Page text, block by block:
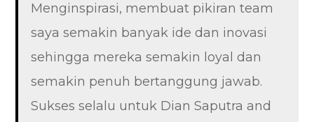
Menginspirasi, membuat pikiran team
saya semakin banyak ide dan inovasi
sehingga mereka semakin loyal dan
semakin penuh bertanggung jawab.
Sukses selalu untuk Dian Saputra and